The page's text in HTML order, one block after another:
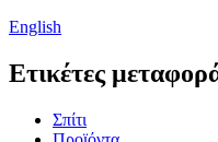
English
Ετικέτες
Σπίτι